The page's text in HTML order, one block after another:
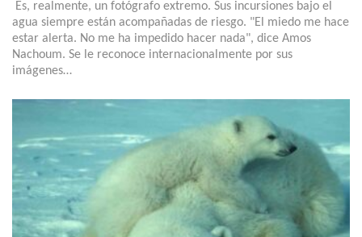
Es, realmente, un fotógrafo extremo. Sus incursiones bajo el
agua siempre están acompañadas de riesgo. "El miedo me hace
estar alerta. No me ha impedido hacer nada", dice Amos
Nachoum. Se le reconoce internacionalmente por sus
imágenes…